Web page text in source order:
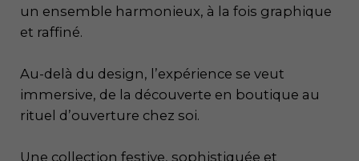
un ensemble harmonieux, à la fois graphique
et raffiné.
Au-delà du design, l’expérience se veut
immersive, de la découverte en boutique au
rituel d’ouverture chez soi.
Une collection festive, sophistiquée et